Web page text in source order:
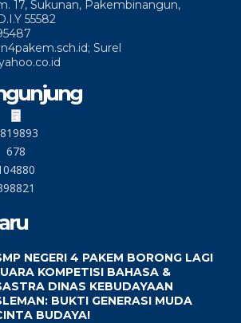
17, Sukunan, Pakembinangun,
55582
Surel
678
NEGERI 4 PAKEM BORONG LAGI
KOMPETISI BAHASA &
DINAS KEBUDAYAAN
BUKTI GENERASI MUDA
BUDAYA!